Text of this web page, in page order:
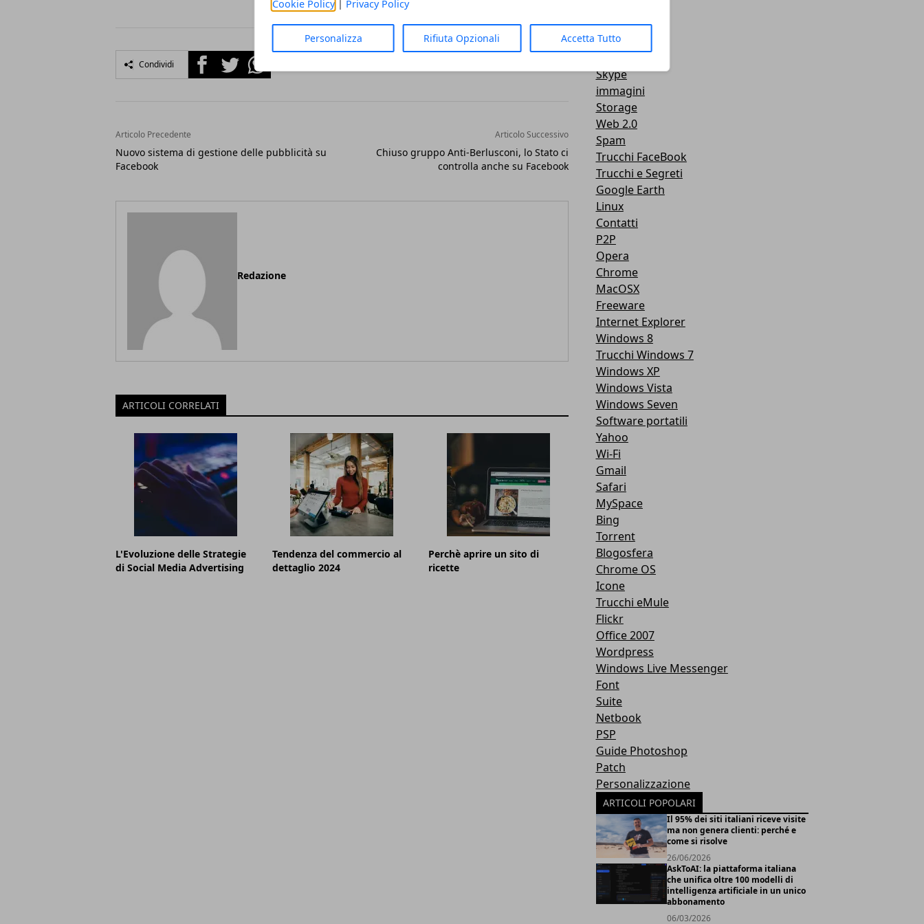
Cookie Policy| Privacy Policy
Personalizza Rifiuta Opzionali Accetta Tutto
Condividi FacebookTwitterWhatsapp
Articolo Precedente
Nuovo sistema di gestione delle pubblicità su
Facebook
Articolo Successivo
Chiuso gruppo Anti-Berlusconi, lo Stato ci
controlla anche su Facebook
Redazione
ARTICOLI CORRELATI
L'Evoluzione delle Strategie
di Social Media Advertising
Tendenza del commercio al
dettaglio 2024
Perchè aprire un sito di
ricette
3D
Messenger
Skype
immagini
Storage
Web 2.0
Spam
Trucchi FaceBook
Trucchi e Segreti
Google Earth
Linux
Contatti
P2P
Opera
Chrome
MacOSX
Freeware
Internet Explorer
Windows 8
Trucchi Windows 7
Windows XP
Windows Vista
Windows Seven
Software portatili
Yahoo
Wi-Fi
Gmail
Safari
MySpace
Bing
Torrent
Blogosfera
Chrome OS
Icone
Trucchi eMule
Flickr
Office 2007
Wordpress
Windows Live Messenger
Font
Suite
Netbook
PSP
Guide Photoshop
Patch
Personalizzazione
ARTICOLI POPOLARI
Il 95% dei siti italiani riceve visite
ma non genera clienti: perché e
come si risolve
26/06/2026
AskToAI: la piattaforma italiana
che unifica oltre 100 modelli di
intelligenza artificiale in un unico
abbonamento
06/03/2026